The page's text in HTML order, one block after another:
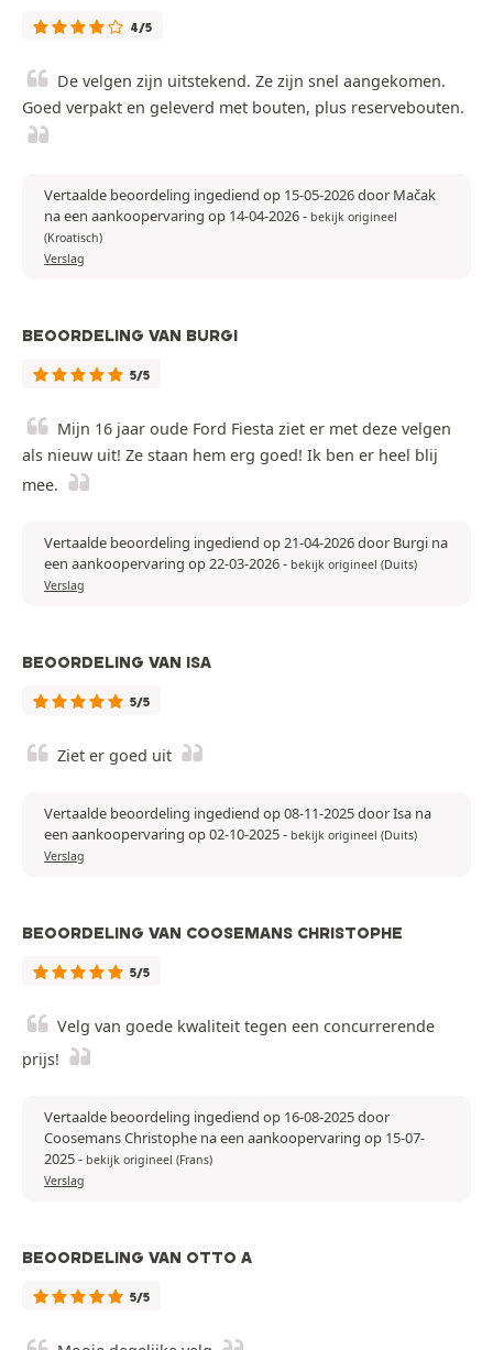
4/5
De velgen zijn uitstekend. Ze zijn snel aangekomen.
Goed verpakt en geleverd met bouten, plus reservebouten.
Vertaalde beoordeling ingediend op 15-05-2026 door Mačak
na een aankoopervaring op 14-04-2026- bekijk origineel
(Kroatisch)
Verslag
BEOORDELING VAN BURGI
5/5
Mijn 16 jaar oude Ford Fiesta ziet er met deze velgen
als nieuw uit! Ze staan hem erg goed! Ik ben er heel blij
mee.
Vertaalde beoordeling ingediend op 21-04-2026 door Burgi na
een aankoopervaring op 22-03-2026- bekijk origineel (Duits)
Verslag
BEOORDELING VAN ISA
5/5
Ziet er goed uit
Vertaalde beoordeling ingediend op 08-11-2025 door Isa na
een aankoopervaring op 02-10-2025- bekijk origineel (Duits)
Verslag
BEOORDELING VAN COOSEMANS CHRISTOPHE
5/5
Velg van goede kwaliteit tegen een concurrerende
prijs!
Vertaalde beoordeling ingediend op 16-08-2025 door
Coosemans Christophe na een aankoopervaring op 15-07-
2025- bekijk origineel (Frans)
Verslag
BEOORDELING VAN OTTO A
5/5